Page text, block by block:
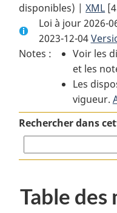
disponibles) |XML
:
la
à
du
Loi à jour 2026-
2023-12-04
Notes :
Voir les
et les
Les
vigueur.
Rechercher dans
Table des